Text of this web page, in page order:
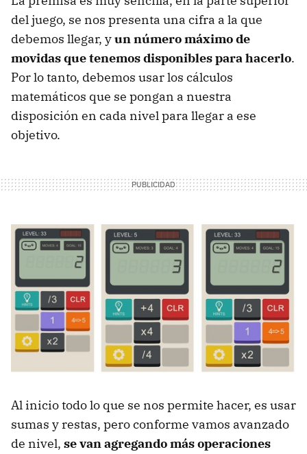
del juego, se nos presenta una cifra a la que
debemos llegar, yun número máximo de
movidas que tenemos disponibles para hacerlo.
Por lo tanto, debemos usar los cálculos
matemáticos que se pongan a nuestra
disposición en cada nivel para llegar a ese
objetivo.
Al inicio todo lo que se nos permite hacer, es usar
sumas y restas, pero conforme vamos avanzado
de nivel, se van agregando más operaciones